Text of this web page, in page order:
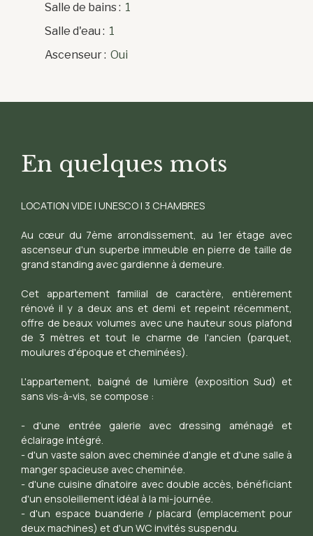
Salle de bains: 1
Salle d'eau : 1
Ascenseur: Oui
En quelques mots
LOCATION VIDE | UNESCO | 3 CHAMBRES
Au cœur du 7ème arrondissement, au 1er étage avec
ascenseur d'un superbe immeuble en pierre de taille de
grand standing avec gardienne à demeure.
Cet appartement familial de caractère, entièrement
rénové il y a deux ans et demi et repeint récemment,
offre de beaux volumes avec une hauteur sous plafond
de 3 mètres et tout le charme de l'ancien (parquet,
moulures d'époque et cheminées).
L'appartement, baigné de lumière (exposition Sud) et
sans vis-à-vis, se compose :
- d'une entrée galerie avec dressing aménagé et
éclairage intégré.
- d'un vaste salon avec cheminée d'angle et d'une salle à
manger spacieuse avec cheminée.
- d'une cuisine dînatoire avec double accès, bénéficiant
d'un ensoleillement idéal à la mi-journée.
- d'un espace buanderie / placard (emplacement pour
deux machines) et d'un WC invités suspendu.